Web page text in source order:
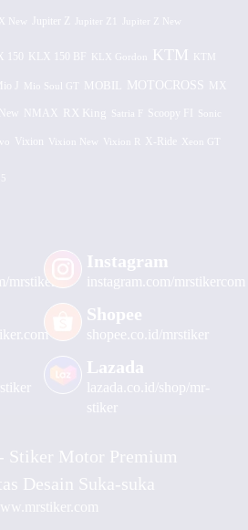
New Jupiter Z Jupiter Z1 Jupiter Z New
150 KLX 150 BF KLX Gordon KTM KTM
J Mio Soul GT MOBIL MOTOCROSS MX
NMAX RX King Satria F Scoopy FI Sonic
Vixion Vixion New Vixion R X-Ride Xeon GT
mrstiker
Instagram
instagram.com/mrstikercom
Shopee
shopee.co.id/mrstiker
Lazada
lazada.co.id/shop/mr-
stiker
- Stiker Motor Premium
Desain Suka-suka